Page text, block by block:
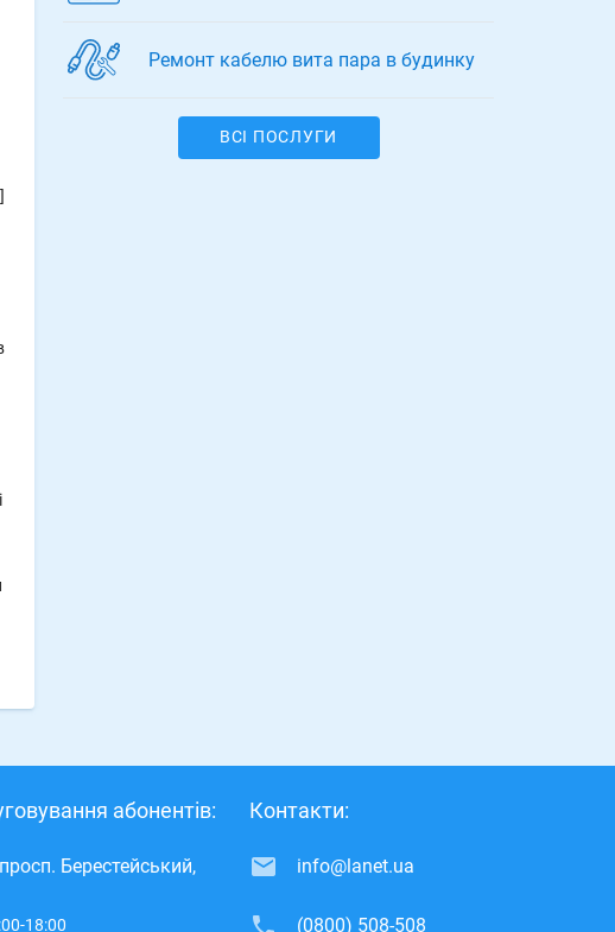
Ремонт кабелю вита пара в будинку
ВСІ ПОСЛУГИ
абонентів:
Берестейський,
18:00
Контакти:
info@lanet.ua
(0800) 508-508